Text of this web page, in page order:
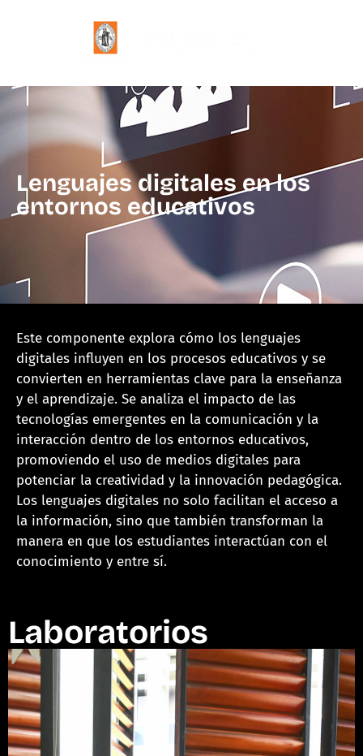
Lenguajes digitales en los
entornos educativos
Este componente explora cómo los lenguajes
digitales influyen en los procesos educativos y se
convierten en herramientas clave para la enseñanza
y el aprendizaje. Se analiza el impacto de las
tecnologías emergentes en la comunicación y la
interacción dentro de los entornos educativos,
promoviendo el uso de medios digitales para
potenciar la creatividad y la innovación pedagógica.
Los lenguajes digitales no solo facilitan el acceso a
la información, sino que también transforman la
manera en que los estudiantes interactúan con el
conocimiento y entre sí.
Laboratorios